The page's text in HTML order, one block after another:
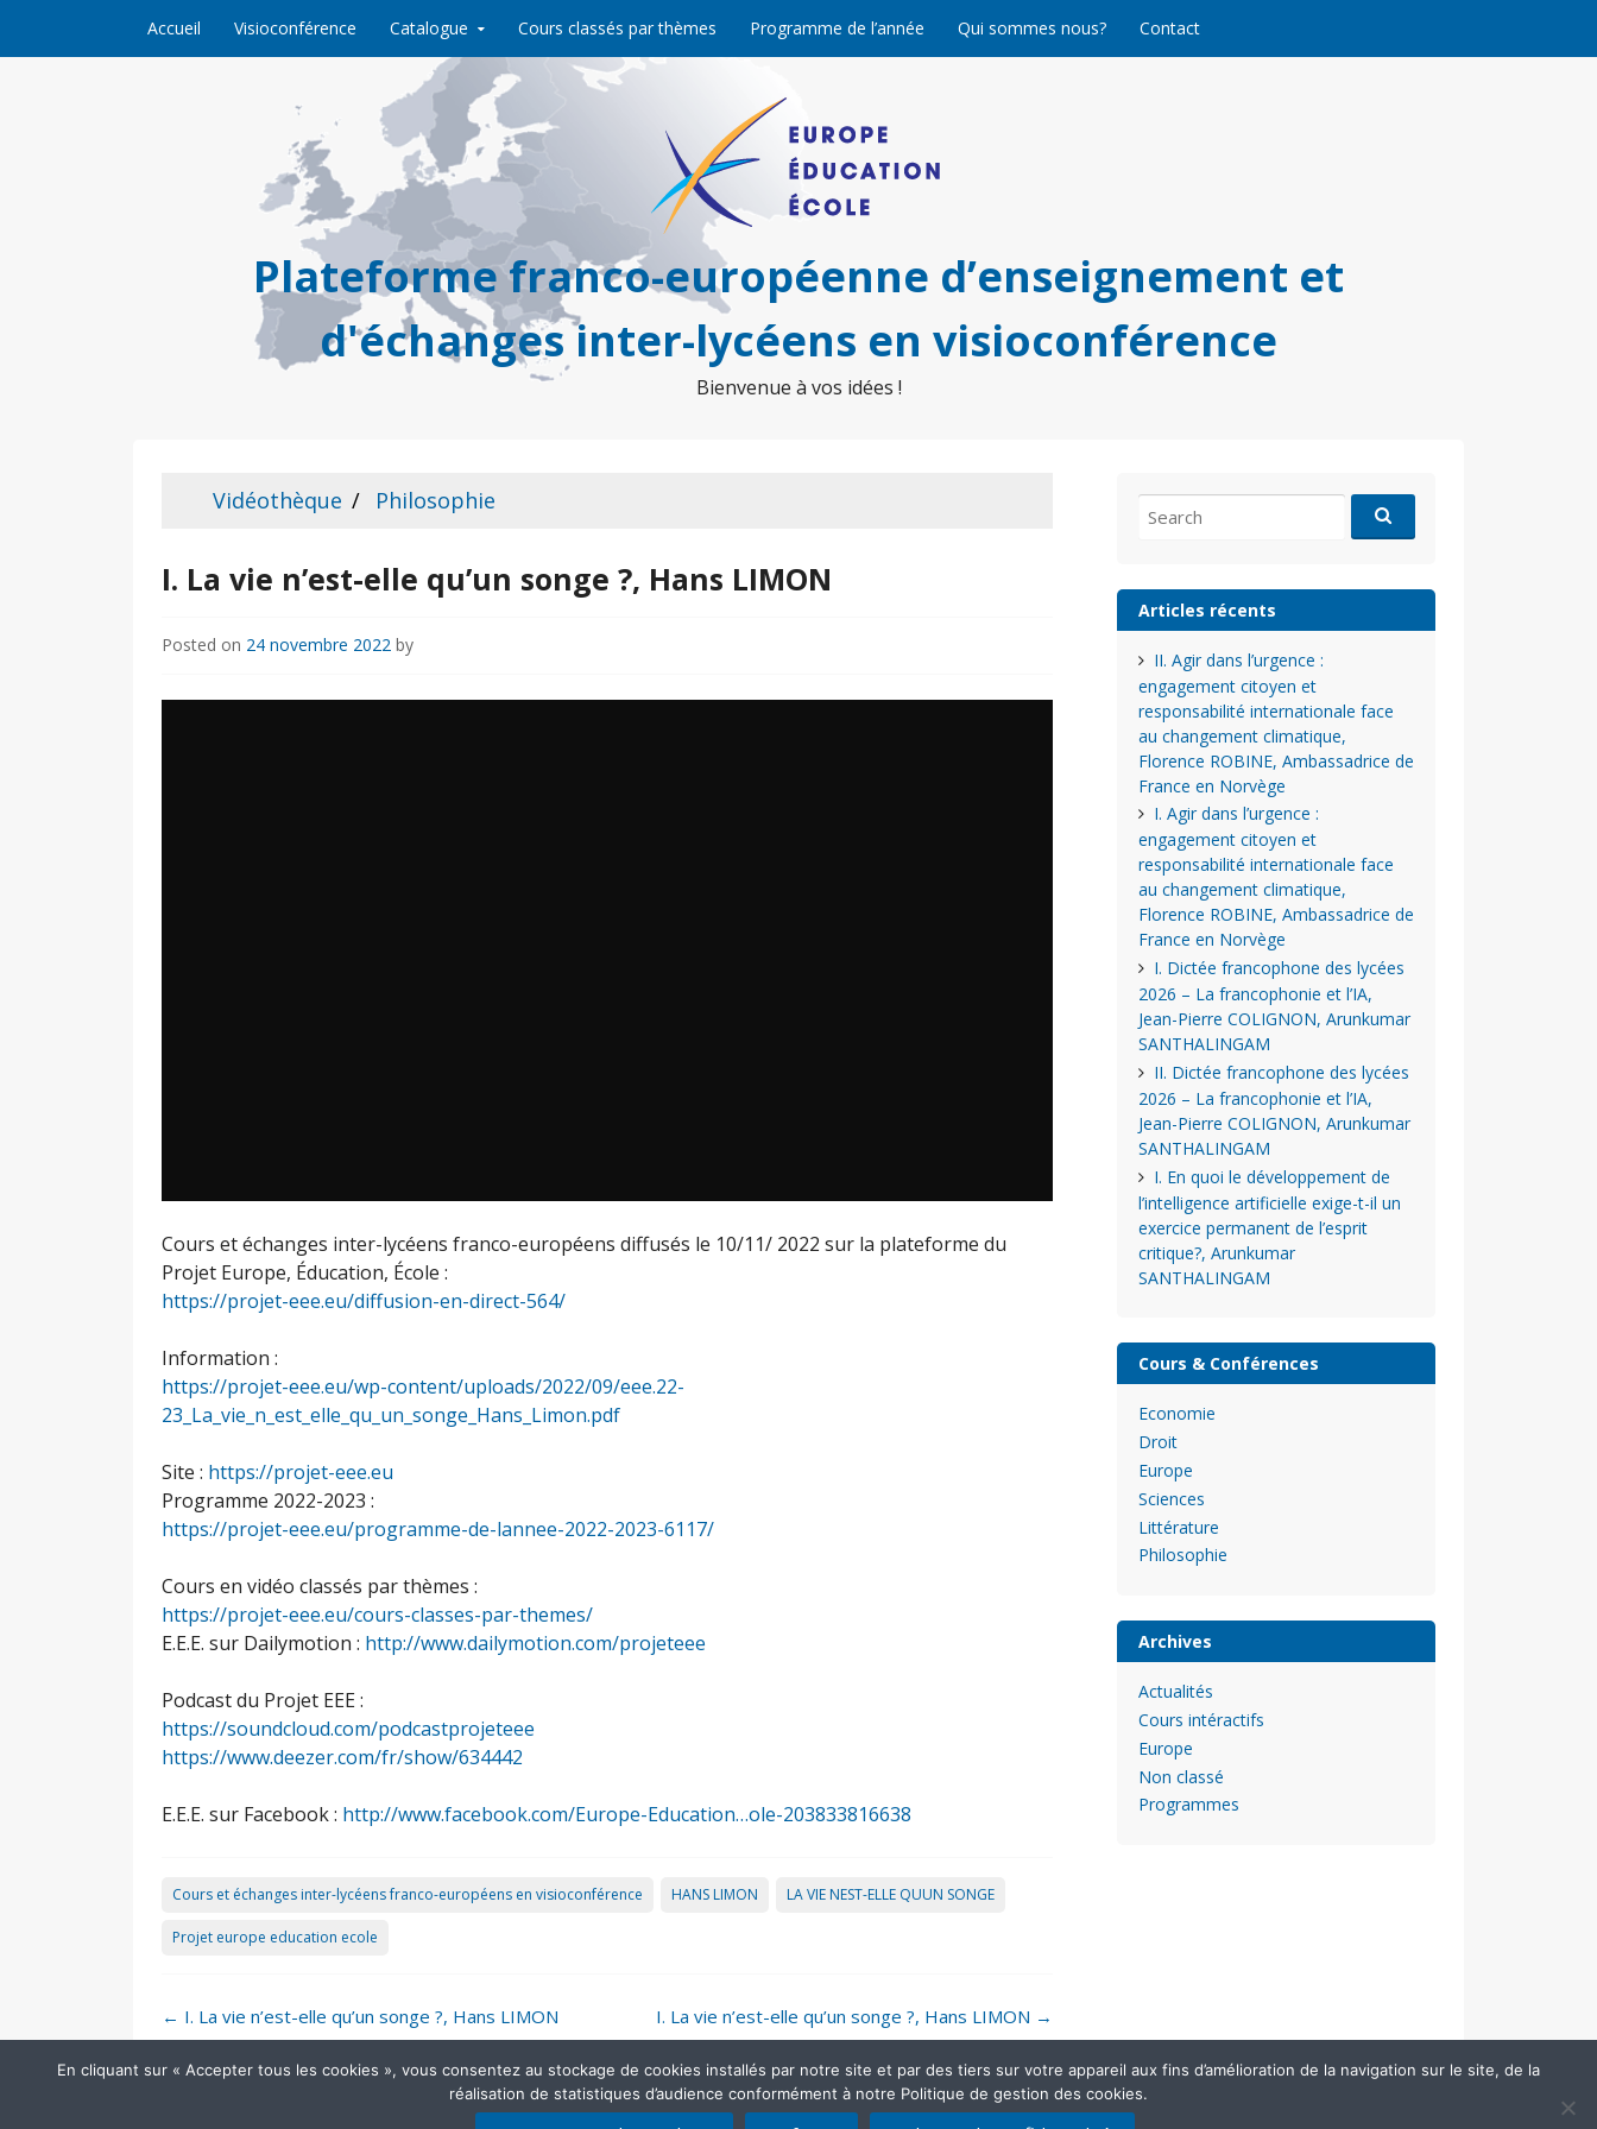
Accueil Visioconférence Catalogue Cours classés par thèmes Programme de l’année Qui sommes nous? Contact
Plateforme franco-européenne d’enseignement et
d'échanges inter-lycéens en visioconférence
Bienvenue à vos idées !
Vidéothèque Philosophie
I. La vie n’est-elle qu’un songe ?, Hans LIMON
Posted on 24 novembre 2022 by
Cours et échanges inter-lycéens franco-européens diffusés le 10/11/ 2022 sur la plateforme du
Projet Europe, Éducation, École :
https://projet-eee.eu/diffusion-en-direct-564/
Information :
https://projet-eee.eu/wp-content/uploads/2022/09/eee.22-
23_La_vie_n_est_elle_qu_un_songe_Hans_Limon.pdf
Site : https://projet-eee.eu
Programme 2022-2023 :
https://projet-eee.eu/programme-de-lannee-2022-2023-6117/
Cours en vidéo classés par thèmes :
https://projet-eee.eu/cours-classes-par-themes/
E.E.E. sur Dailymotion : http://www.dailymotion.com/projeteee
Podcast du Projet EEE :
https://soundcloud.com/podcastprojeteee
https://www.deezer.com/fr/show/634442
E.E.E. sur Facebook : http://www.facebook.com/Europe-Education…ole-203833816638
Cours et échanges inter-lycéens franco-européens en visioconférence HANS LIMON LA VIE NEST-ELLE QUUN SONGE
Projet europe education ecole
Post
navigation
← I. La vie n’est-elle qu’un songe ?, Hans LIMON I. La vie n’est-elle qu’un songe ?, Hans LIMON →
for:
Articles récents
II. Agir dans l’urgence :
engagement citoyen et
responsabilité internationale face
au changement climatique,
Florence ROBINE, Ambassadrice de
France en Norvège
I. Agir dans l’urgence :
engagement citoyen et
responsabilité internationale face
au changement climatique,
Florence ROBINE, Ambassadrice de
France en Norvège
I. Dictée francophone des lycées
2026 – La francophonie et l’IA,
Jean-Pierre COLIGNON, Arunkumar
SANTHALINGAM
II. Dictée francophone des lycées
2026 – La francophonie et l’IA,
Jean-Pierre COLIGNON, Arunkumar
SANTHALINGAM
I. En quoi le développement de
l’intelligence artificielle exige-t-il un
exercice permanent de l’esprit
critique?, Arunkumar
SANTHALINGAM
Cours & Conférences
Economie
Droit
Europe
Sciences
Littérature
Philosophie
Archives
Actualités
Cours intéractifs
Europe
Non classé
Programmes
En cliquant sur « Accepter tous les cookies », vous consentez au stockage de cookies installés par notre site et par des tiers sur votre appareil aux fins d’amélioration de la navigation sur le site, de la
réalisation de statistiques d’audience conformément à notre Politique de gestion des cookies.